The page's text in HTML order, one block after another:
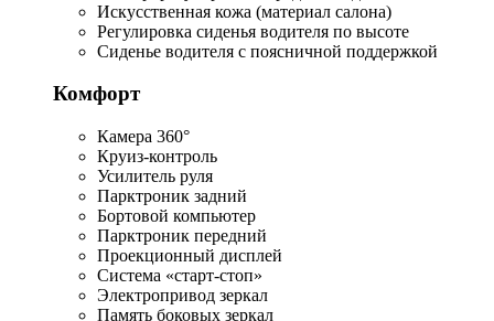
Искусственная кожа (материал салона)
Регулировка сиденья водителя по высоте
Сиденье водителя с поясничной поддержкой
Комфорт
Камера 360°
Круиз-контроль
Усилитель руля
Парктроник задний
Бортовой компьютер
Парктроник передний
Проекционный дисплей
Система «старт-стоп»
Электропривод зеркал
Память боковых зеркал